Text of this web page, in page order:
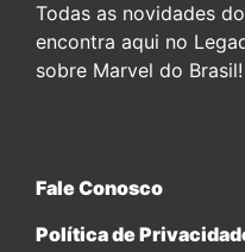
Todas as novidades
encontra aqui no
sobre Marvel do Brasil!
Fale Conosco
Política de